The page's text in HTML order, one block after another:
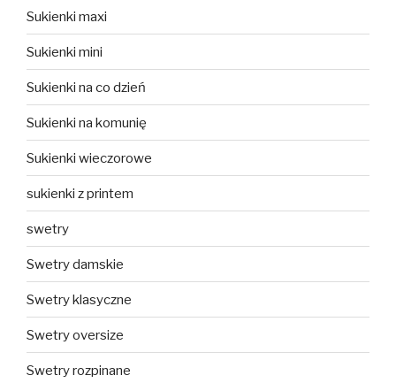
Sukienki maxi
Sukienki mini
Sukienki na co dzień
Sukienki na komunię
Sukienki wieczorowe
sukienki z printem
swetry
Swetry damskie
Swetry klasyczne
Swetry oversize
Swetry rozpinane